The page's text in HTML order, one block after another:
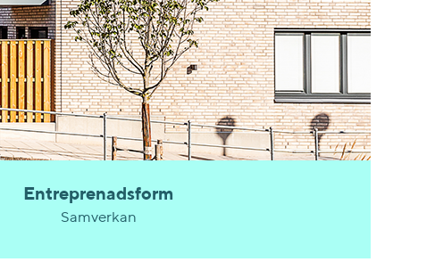
Entreprenadsform
Samverkan